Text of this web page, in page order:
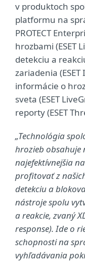
v produktoch
platformu na
PROTECT
hrozbami (ESET
detekciu a
zariadenia
informácie o
sveta (ESET
reporty (ESET
„Technológia
hrozieb obsahuje
najefektívnejšia
profitovať z
detekciu a
nástroje spolu
a reakcie, zvaný
response). Ide o
schopnosti na
vyhľadávania